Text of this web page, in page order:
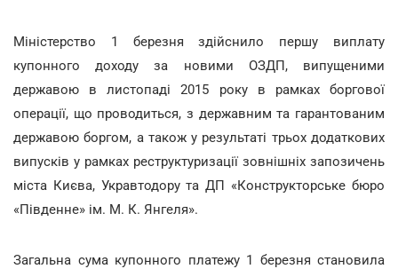
Міністерство 1 березня здійснило першу виплату
купонного доходу за новими ОЗДП, випущеними
державою в листопаді 2015 року в рамках боргової
операції, що проводиться, з державним та гарантованим
державою боргом, а також у результаті трьох додаткових
випусків у рамках реструктуризації зовнішніх запозичень
міста Києва, Укравтодору та ДП «Конструкторське бюро
«Південне» ім. М. К. Янгеля».
Загальна сума купонного платежу 1 березня становила